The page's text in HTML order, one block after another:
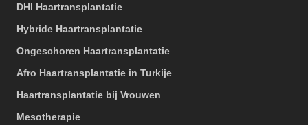
DHI Haartransplantatie
Hybride Haartransplantatie
Ongeschoren Haartransplantatie
Afro Haartransplantatie in Turkije
Haartransplantatie bij Vrouwen
Mesotherapie